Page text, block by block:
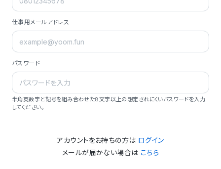
仕事用メールアドレス
パスワード
半角英数字と記号を組み合わせた8文字以上の想定されにくいパスワードを入力
してください。
アカウントをお持ちの方は ログイン
メールが届かない場合は こちら